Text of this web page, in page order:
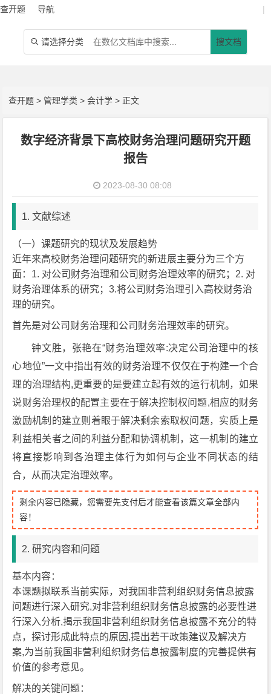
查开题 导航 |
 请选择分类 搜文档
查开题 >管理学类 >会计学 > 正文
数字经济背景下高校财务治理问题研究开题
报告
2023-08-30 08:08
1. 文献综述
（一）课题研究的现状及发展趋势
近年来高校财务治理问题研究的新进展主要分为三个方
面：1. 对公司财务治理和公司财务治理效率的研究；2. 对
财务治理体系的研究；3.将公司财务治理引入高校财务治
理的研究。
首先是对公司财务治理和公司财务治理效率的研究。
钟文胜，张艳在“财务治理效率:决定公司治理中的核
心地位”一文中指出有效的财务治理不仅仅在于构建一个合
理的治理结构,更重要的是要建立起有效的运行机制，如果
说财务治理权的配置主要在于解决控制权问题,相应的财务
激励机制的建立则着眼于解决剩余索取权问题，实质上是
利益相关者之间的利益分配和协调机制，这一机制的建立
将直接影响到各治理主体行为如何与企业不同状态的结
合，从而决定治理效率。
剩余内容已隐藏，您需要先支付后才能查看该篇文章全部内
容！
2. 研究内容和问题
基本内容：
本课题拟联系当前实际，对我国非营利组织财务信息披露
问题进行深入研究,对非营利组织财务信息披露的必要性进
行深入分析,揭示我国非营利组织财务信息披露不充分的特
点，探讨形成此特点的原因,提出若干政策建议及解决方
案,为当前我国非营利组织财务信息披露制度的完善提供有
价值的参考意见。
解决的关键问题：